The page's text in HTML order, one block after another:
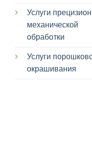
Услуги
механической
обработки
Услуги
окрашивания